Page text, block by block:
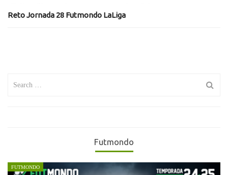
Reto Jornada 28 Futmondo LaLiga
Futmondo
FUTMONDO